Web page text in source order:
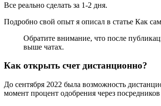
Все реально сделать за 1-2 дня.
Подробно свой опыт я описал в статье Как
Обратите внимание, что после
выше чатах.
Как открыть счет дистанционно?
До сентября 2022 была возможность
момент процент одобрения через посредников